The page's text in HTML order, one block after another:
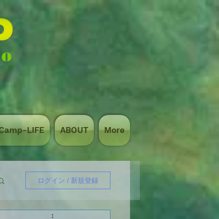
LIFE ABOUT More
ログイン / 新規登録